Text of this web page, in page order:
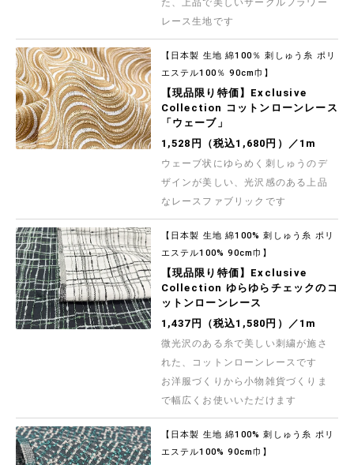
た、上品で美しいサークルフラワー
レース生地です
【日本製 生地 綿100％ 刺しゅう糸 ポリ
エステル100％ 90cm巾】
【現品限り特価】Exclusive
Collection コットンローンレース
「ウェーブ」
1,528円（税込1,680円）／1m
ウェーブ状にゆらめく刺しゅうのデ
ザインが美しい、光沢感のある上品
なレースファブリックです
【日本製 生地 綿100% 刺しゅう糸 ポリ
エステル100% 90cm巾】
【現品限り特価】Exclusive
Collection ゆらゆらチェックのコ
ットンローンレース
1,437円（税込1,580円）／1m
微光沢のある糸で美しい刺繍が施さ
れた、コットンローンレースです
お洋服づくりから小物雑貨づくりま
で幅広くお使いいただけます
【日本製 生地 綿100% 刺しゅう糸 ポリ
エステル100% 90cm巾】